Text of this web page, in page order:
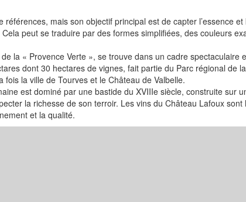
mais son objectif principal est de capter l’essence
peut se traduire par des formes simplifiées, des couleurs
la « Provence Verte », se trouve dans un cadre spectaculaire
dont 30 hectares de vignes, fait partie du Parc régional de
la ville de Tourves et le Château de Valbelle.
est dominé par une bastide du XVIIIe siècle, construite sur
la richesse de son terroir. Les vins du Château Lafoux
et la qualité.